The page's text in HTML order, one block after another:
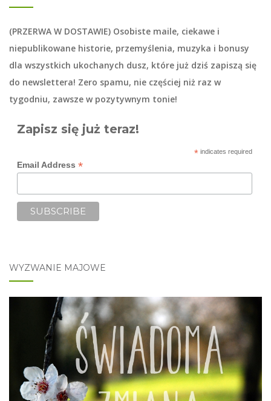
(PRZERWA W DOSTAWIE) Osobiste maile, ciekawe i
niepublikowane historie, przemyślenia, muzyka i bonusy
dla wszystkich ukochanych dusz, które już dziś zapiszą się
do newslettera! Zero spamu, nie częściej niż raz w
tygodniu, zawsze w pozytywnym tonie!
Zapisz się już teraz!
*indicates required
Email Address *
WYZWANIE MAJOWE